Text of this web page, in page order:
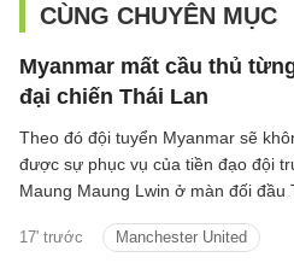
CÙNG CHUYÊN MỤC
Myanmar mất cầu thủ
đại chiến Thái Lan
17' trước Manchester United
Theo đó đội tuyển Myanmar sẽ
được sự phục vụ của tiền đạo đội
Maung Maung Lwin ở màn đối đầu